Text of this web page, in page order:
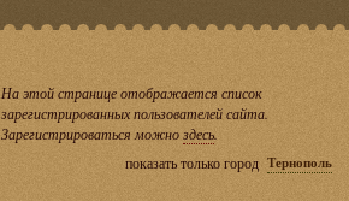
На этой странице отображается список
зарегистрированных пользователей сайта.
Зарегистрироваться можноздесь.
показать только город Тернополь